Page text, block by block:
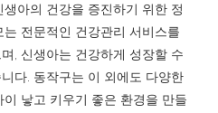
아의 건강을 증진하기 위한 정
전문적인 건강관리 서비스를
, 신생아는 건강하게 성장할 수
다. 동작구는 이 외에도 다양한
이 낳고 키우기 좋은 환경을 만들